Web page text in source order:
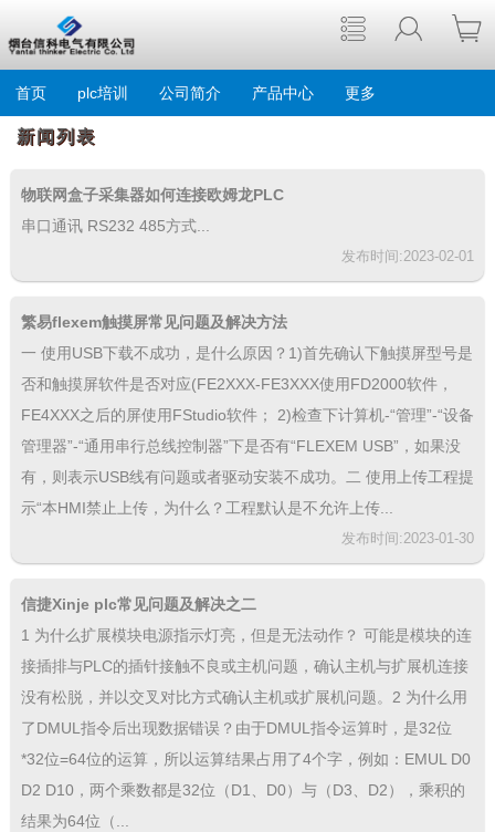
首页 plc培训 公司简介 产品中心 更多
新闻列表
物联网盒子采集器如何连接欧姆龙PLC
串口通讯 RS232 485方式...
发布时间:2023-02-01
繁易flexem触摸屏常见问题及解决方法
一 使用USB下载不成功，是什么原因？1)首先确认下触摸屏型号是
否和触摸屏软件是否对应(FE2XXX-FE3XXX使用FD2000软件，
FE4XXX之后的屏使用FStudio软件； 2)检查下计算机-“管理”-“设备
管理器”-“通用串行总线控制器”下是否有“FLEXEM USB”，如果没
有，则表示USB线有问题或者驱动安装不成功。二 使用上传工程提
示“本HMI禁止上传，为什么？工程默认是不允许上传...
发布时间:2023-01-30
信捷Xinje plc常见问题及解决之二
1 为什么扩展模块电源指示灯亮，但是无法动作？ 可能是模块的连
接插排与PLC的插针接触不良或主机问题，确认主机与扩展机连接
没有松脱，并以交叉对比方式确认主机或扩展机问题。2 为什么用
了DMUL指令后出现数据错误？由于DMUL指令运算时，是32位
*32位=64位的运算，所以运算结果占用了4个字，例如：EMUL D0
D2 D10，两个乘数都是32位（D1、D0）与（D3、D2），乘积的
结果为64位（...